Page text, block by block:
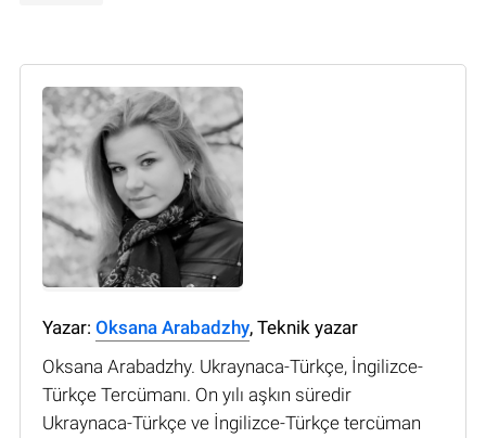
Yazar: Oksana Arabadzhy, Teknik yazar
Oksana Arabadzhy. Ukraynaca-Türkçe, İngilizce-
Türkçe Tercümanı. On yılı aşkın süredir
Ukraynaca-Türkçe ve İngilizce-Türkçe tercüman